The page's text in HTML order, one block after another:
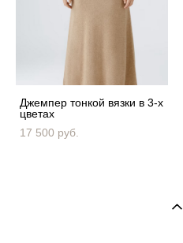
Джемпер тонкой вязки в 3-х
цветах
17 500 pуб.